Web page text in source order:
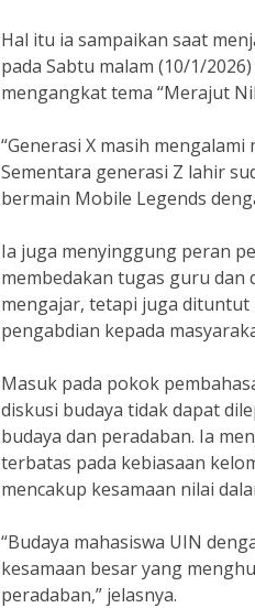
Hal itu ia sampaikan saat
pada Sabtu malam (10/1/
mengangkat tema “Merajut
“Generasi X masih
Sementara generasi Z lahir
bermain Mobile Legends
Ia juga menyinggung peran
membedakan tugas guru dan
mengajar, tetapi juga
pengabdian kepada
Masuk pada pokok
diskusi budaya tidak dapat
budaya dan peradaban. Ia
terbatas pada kebiasaan
mencakup kesamaan nilai
“Budaya mahasiswa UIN
kesamaan besar yang
peradaban,” jelasnya.